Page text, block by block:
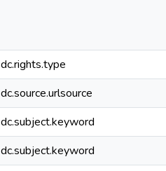
dc.rights.type
dc.source.urlsource
dc.subject.keyword
dc.subject.keyword